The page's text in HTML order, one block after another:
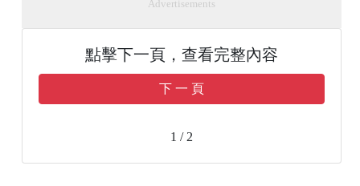
Advertisements
點擊下一頁，查看完整內容
下 一 頁
1 / 2